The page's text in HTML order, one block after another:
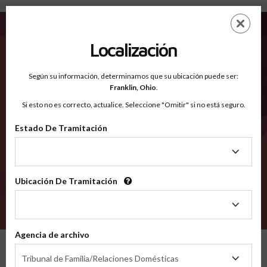
Summit CO - Condados Reconocidos
EN
Condados Reconocidos
2600
Localización
Según su información, determinamos que su ubicación puede ser:
Franklin, Ohio.
Si esto no es correcto, actualice. Seleccione "Omitir" si no está seguro.
Estado De Tramitación
Tramitación
Ubicación De Tramitación
Tramitación
Agencia de archivo
Tribunal de Familia/Relaciones Domésticas
de